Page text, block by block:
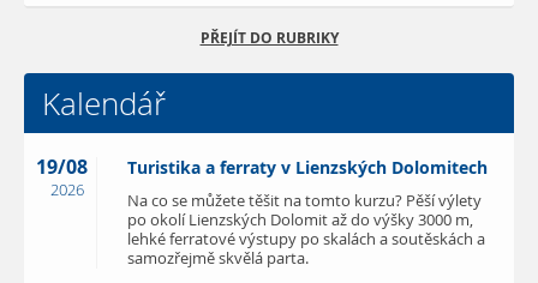
PŘEJÍT DO RUBRIKY
Kalendář
19/08
2026
Turistika a ferraty v Lienzských Dolomitech
Na co se můžete těšit na tomto kurzu? Pěší výlety
po okolí Lienzských Dolomit až do výšky 3000 m,
lehké ferratové výstupy po skalách a soutěskách a
samozřejmě skvělá parta.